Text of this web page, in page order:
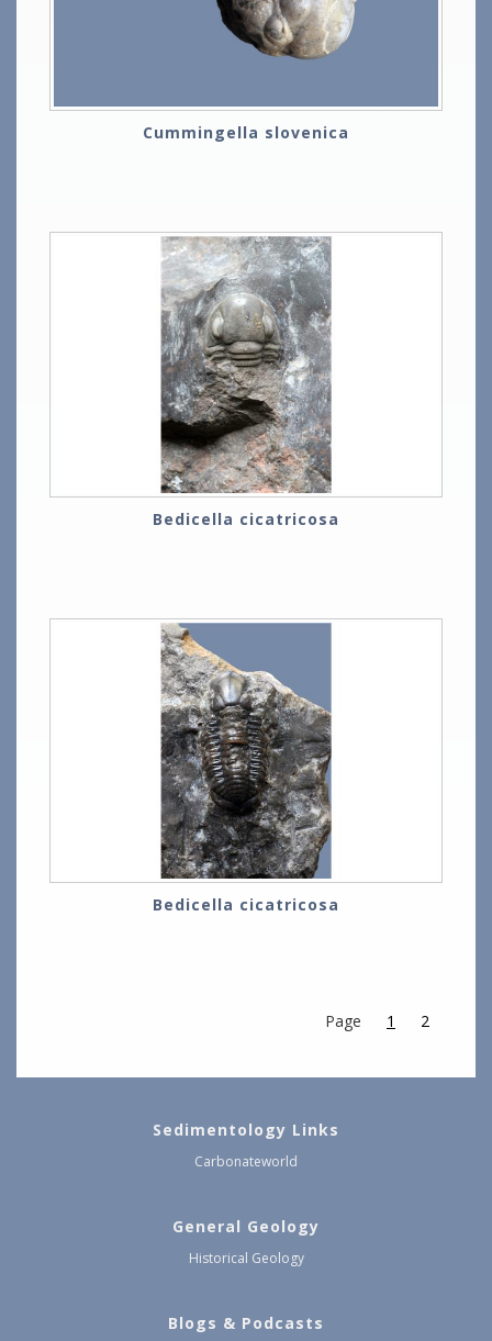
Cummingella slovenica
Bedicella cicatricosa
Bedicella cicatricosa
Page 1 2
Sedimentology Links
Carbonateworld
General Geology
Historical Geology
Blogs & Podcasts